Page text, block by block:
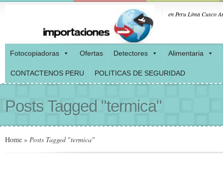
en Peru Lima Cusco
Fotocopiadoras Ofertas Detectores Alimentaria
CONTACTENOS PERU POLITICAS DE SEGURIDAD
Posts Tagged "termica"
Home » Posts Tagged "termica"